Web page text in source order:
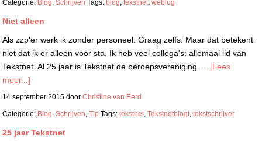
Categorie: Blog,Schrijven Tags: blog,tekstnet,weblog
Niet alleen
Als zzp'er werk ik zonder personeel. Graag zelfs. Maar dat betekent
niet dat ik er alleen voor sta. Ik heb veel collega's: allemaal lid van
Tekstnet. Al 25 jaar is Tekstnet de beroepsvereniging … [Lees
meer...]
14 september 2015 doorChristine van Eerd
Categorie: Blog,Schrijven,Tip Tags:tekstnet,Tekstnetblogt,tekstschrijver
25 jaar Tekstnet